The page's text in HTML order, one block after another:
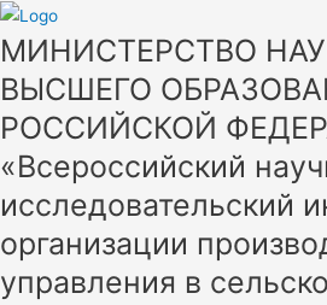
МИНИСТЕРСТВО
ВЫСШЕГО
РОССИЙСКОЙ
«Всероссийский
исследовательский
организации
управления в